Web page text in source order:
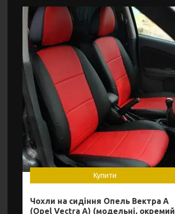
Купити
Чохли на сидіння Опель Вектра А
(Opel Vectra A) (модельні, окремий